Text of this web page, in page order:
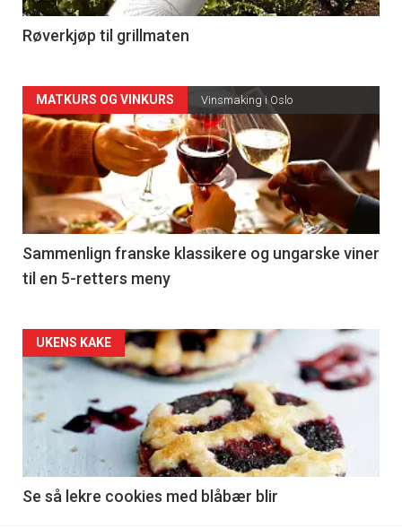
4
Røverkjøp til grillmaten
Forsiden
akkurat
nå
-
5
MATKURS OG VINKURS Vinsmaking i Oslo
Sammenlign franske klassikere og ungarske viner
til en 5-retters meny
Forsiden
akkurat
nå
6
UKENS KAKE
Se så lekre cookies med blåbær blir